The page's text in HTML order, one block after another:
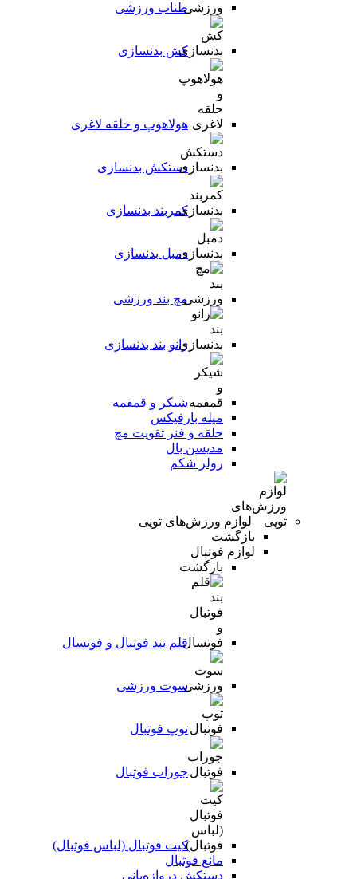
طناب ورزشی
کش بدنسازی
هولاهوپ و حلقه لاغری
دستکش بدنسازی
کمربند بدنسازی
دمبل بدنسازی
مچ بند ورزشی
زانو بند بدنسازی
شیکر و قمقمه
میله بارفیکس
حلقه و فنر تقویت مچ
مدیسن بال
رولر شکم
لوازم ورزش‌های توپی
بازگشت
لوازم فوتبال
بازگشت
قلم بند فوتبال و فوتسال
سوت ورزشی
توپ فوتبال
جوراب فوتبال
کیت فوتبال (لباس فوتبال)
مانع فوتبال
دستکش دروازه‌بانی